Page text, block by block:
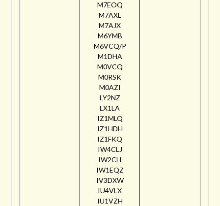
M7EOQ
M7AXL
M7AJX
M6YMB
M6VCQ/P
M1DHA
M0VCQ
M0RSK
M0AZI
LY2NZ
LX1LA
IZ1MLQ
IZ1HDH
IZ1FKQ
IW4CLJ
IW2CH
IW1EQZ
IV3DXW
IU4VLX
IU1VZH